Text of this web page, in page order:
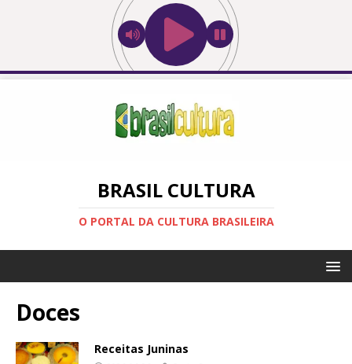
BRASIL CULTURA
O PORTAL DA CULTURA BRASILEIRA
Doces
Receitas Juninas